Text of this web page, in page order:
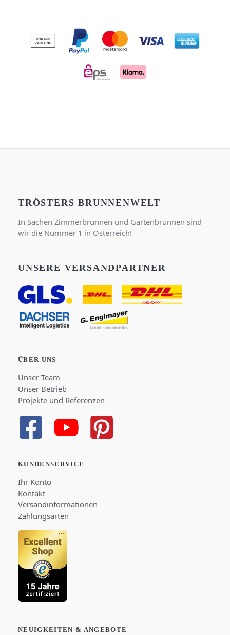
TRÖSTERS BRUNNENWELT
In Sachen Zimmerbrunnen und Gartenbrunnen sind
wir die Nummer 1 in Österreich!
UNSERE VERSANDPARTNER
ÜBER UNS
Unser Team
Unser Betrieb
Projekte und Referenzen
KUNDENSERVICE
Ihr Konto
Kontakt
Versandinformationen
Zahlungsarten
NEUIGKEITEN & ANGEBOTE